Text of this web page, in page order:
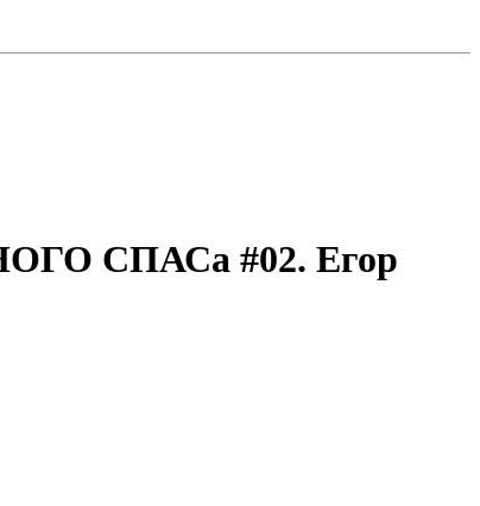
СПАСа #02. Егор